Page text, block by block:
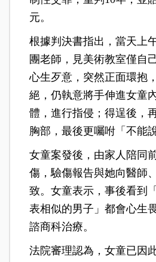
元。
根據判決書指出，當天上
團老師，見美術教室僅自
心生歹意，突然正面環抱
絕，仍執意將手伸進女童
體，進行指侵；得逞後，
胸部，最後更囑咐「不能說
女童案發後，由家人陪同
傷，驗傷報告與她向醫師
致。女童表示，事後看到
表相似的男子」都會心生
諮商科治療。
法院審理認為，女童已因